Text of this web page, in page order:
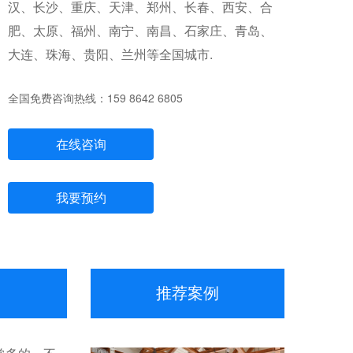
汉、长沙、重庆、天津、郑州、长春、西安、合
肥、太原、福州、南宁、南昌、石家庄、青岛、
大连、珠海、贵阳、兰州等全国城市.
全国免费咨询热线：159 8642 6805
在线咨询
我要预约
推荐案例